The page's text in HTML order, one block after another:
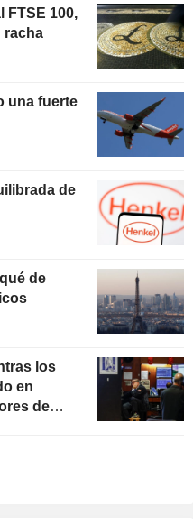
FTSE 100,
racha
una fuerte
de
de
los
en
de